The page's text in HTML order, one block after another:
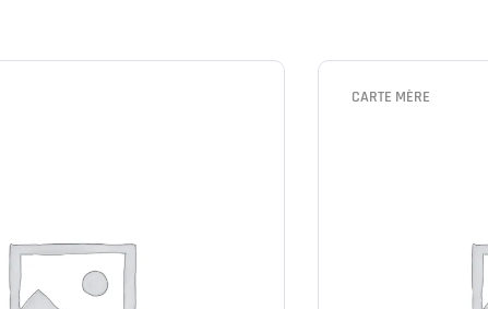
CARTE MÈRE